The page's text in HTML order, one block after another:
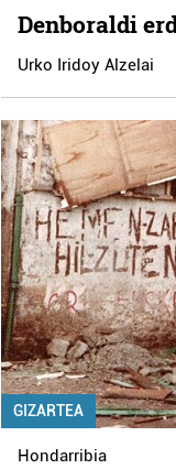
Denboraldi
Urko Iridoy Alzelai
GIZARTEA
Hondarribia